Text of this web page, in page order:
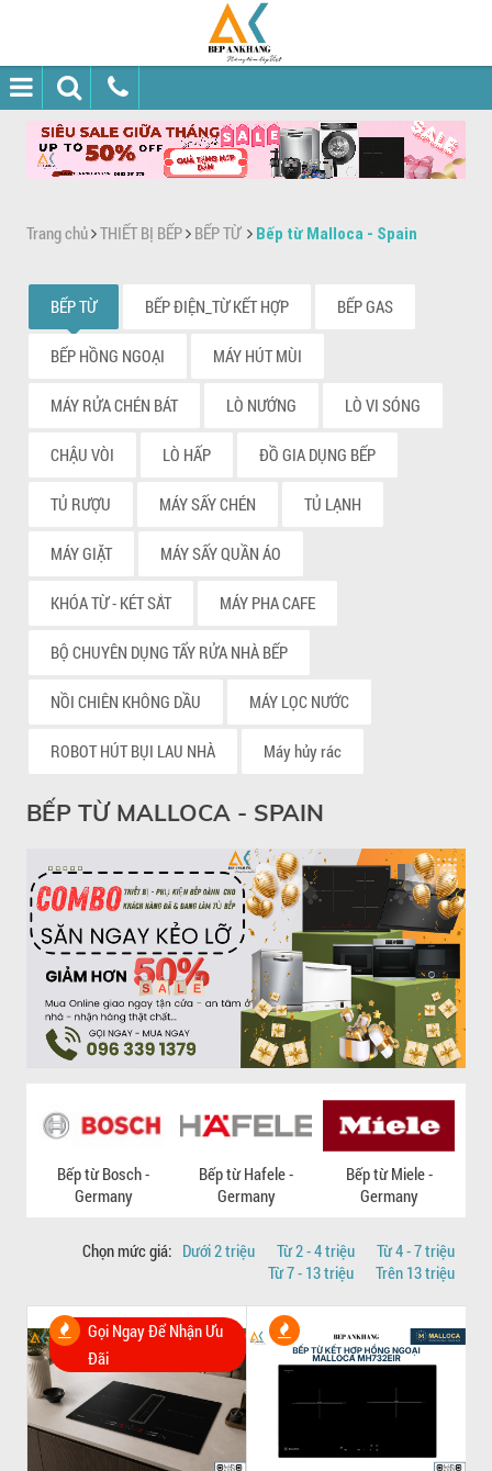
Trang chủ THIẾT BỊ BẾP BẾP TỪ Bếp từ Malloca - Spain
BẾP TỪ BẾP ĐIỆN_TỪ KẾT HỢP BẾP GAS
BẾP HỒNG NGOẠI MÁY HÚT MÙI
MÁY RỬA CHÉN BÁT LÒ NƯỚNG LÒ VI SÓNG
CHẬU VÒI LÒ HẤP ĐỒ GIA DỤNG BẾP
TỦ RƯỢU MÁY SẤY CHÉN TỦ LẠNH
MÁY GIẶT MÁY SẤY QUẦN ÁO
KHÓA TỪ - KÉT SẮT MÁY PHA CAFE
BỘ CHUYÊN DỤNG TẨY RỬA NHÀ BẾP
NỒI CHIÊN KHÔNG DẦU MÁY LỌC NƯỚC
ROBOT HÚT BỤI LAU NHÀ Máy hủy rác
BẾP TỪ MALLOCA - SPAIN
Bếp từ Bosch -
Germany
Bếp từ Hafele -
Germany
Bếp từ Miele -
Germany
Chọn mức giá: Dưới 2 triệu Từ 2 - 4 triệu
Từ 4 - 7 triệu
Từ 7 - 13 triệu
Trên 13 triệu
Gọi Ngay Để Nhận Ưu
Đãi